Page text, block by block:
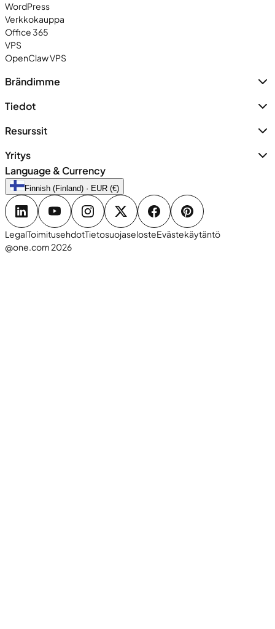
WordPress
Verkkokauppa
Office 365
VPS
OpenClaw VPS
Brändimme
Tiedot
Resurssit
Yritys
Language & Currency
Finnish (Finland) · EUR (€)
LegalToimitusehdotTietosuojaselosteEvästekäytäntö
@one.com 2026